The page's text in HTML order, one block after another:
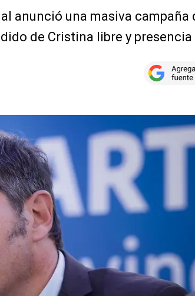
anunció una masiva
de Cristina libre y